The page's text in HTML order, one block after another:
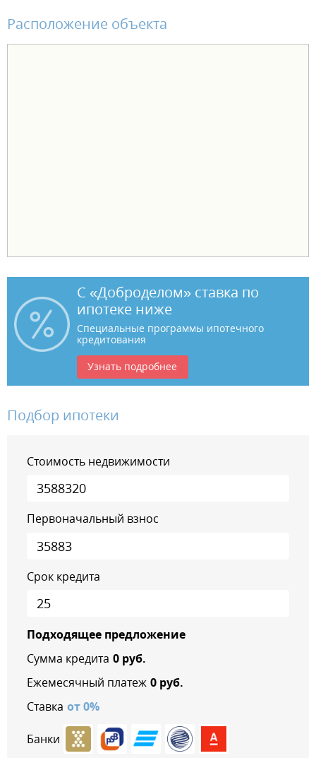
Расположение объекта
С «Доброделом» ставка по
ипотеке ниже
Специальные программы ипотечного
кредитования
Узнать подробнее
Подбор ипотеки
Стоимость недвижимости
Первоначальный взнос
Срок кредита
Подходящее предложение
Сумма кредита 0руб.
Ежемесячный платеж 0руб.
Ставка от0%
Банки